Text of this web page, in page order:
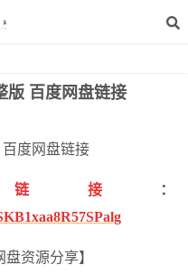
版 百度网盘链接
百度网盘链接
链接
：
资源分享】